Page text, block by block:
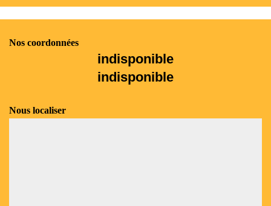
Nos coordonnées
indisponible
indisponible
Nous localiser